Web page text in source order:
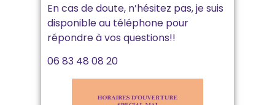
En cas de doute, n’hésitez pas, je suis
disponible au téléphone pour
répondre à vos questions!!
06 83 48 08 20